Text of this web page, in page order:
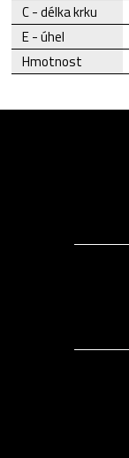
C - délka krku
E - úhel
Hmotnost